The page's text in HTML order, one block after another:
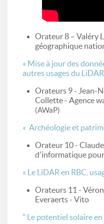
Orateur 8 – Valéry
géographique
« Mise à jour des
autres usages du
Orateurs 9 - Jean-
Collette - Agence
(AWaP)
« Archéologie et
Orateur 10 -
d'informatique
« Le LiDAR en RBC,
Orateurs 11 -
Everaerts - Vito
" Le potentiel solaire